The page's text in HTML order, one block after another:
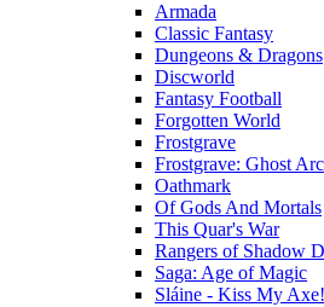
Armada
Classic Fantasy
Dungeons & Dragons
Discworld
Fantasy Football
Forgotten World
Frostgrave
Frostgrave: Ghost
Oathmark
Of Gods And Mortals
This Quar's War
Rangers of Shadow
Saga: Age of Magic
Sláine - Kiss My Axe!